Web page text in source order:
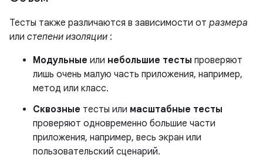
Тесты также различаются в зависимости от размера
или степени изоляции :
Модульные или небольшие тесты проверяют
лишь очень малую часть приложения, например,
метод или класс.
Сквозные тесты или масштабные тесты
проверяют одновременно большие части
приложения, например, весь экран или
пользовательский сценарий.